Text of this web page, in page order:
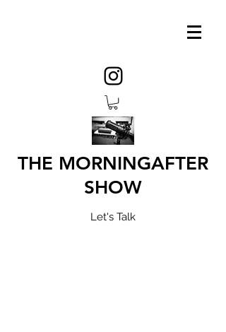
THE MORNINGAFTER
SHOW
Let's Talk